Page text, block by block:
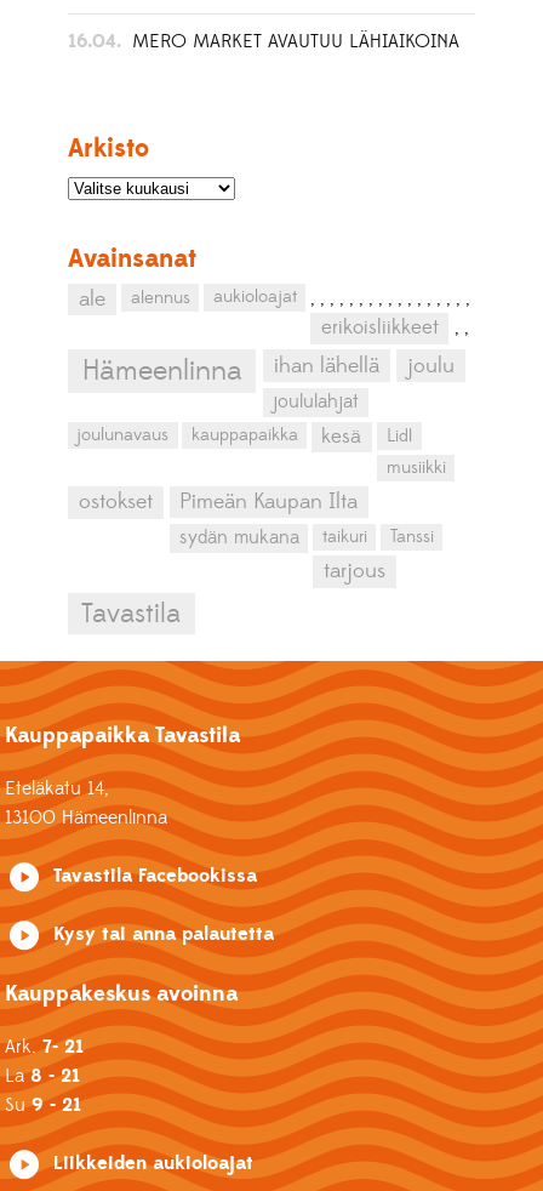
16.04. MERO MARKET AVAUTUU LÄHIAIKOINA
Arkisto
Avainsanat
ale ,
alennus ,
aukioloajat ,
erikoisliikkeet
,
Hämeenlinna
,
ihan lähellä
,
joulu
,
joululahjat
,
joulunavaus
,
kauppapaikka
,
kesä
,
Lidl
,
musiikki
,
ostokset
,
Pimeän Kaupan Ilta
,
sydän mukana
,
taikuri
,
Tanssi
,
tarjous
,
Tavastila
Kauppapaikka Tavastila
Eteläkatu 14,
13100 Hämeenlinna
Tavastila Facebookissa
Kysy tai anna palautetta
Kauppakeskus avoinna
Ark.7- 21
La8 - 21
Su9 - 21
Liikkeiden aukioloajat